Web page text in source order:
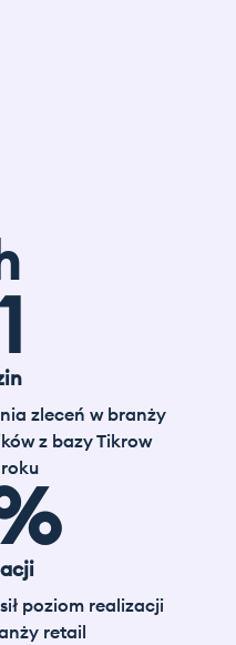
zleceń w branży
z bazy Tikrow
poziom realizacji
retail